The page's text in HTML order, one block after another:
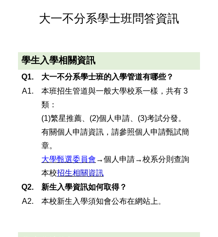
大一不分系學士班問答資訊
學生入學相關資訊
Q1.
大一不分系學士班的入學管道有哪些？
A1.
本班招生管道與一般大學校系一樣，共有 3
類：
(1)繁星推薦、(2)個人申請、(3)考試分發。
有關個人申請資訊，請參照個人申請甄試簡
章。
大學甄選委員會 →個人申請→校系分則查詢
本校招生相關資訊
Q2.
新生入學資訊如何取得？
A2.
本校新生入學須知會公布在網站上 。